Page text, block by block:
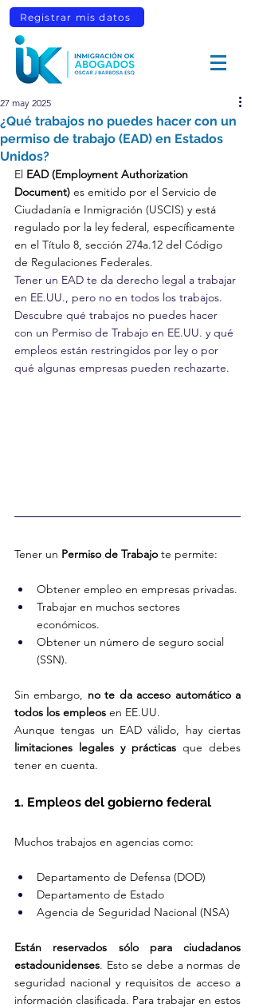
Registrar mis datos
¿Qué trabajos no puedes hacer con un
permiso de trabajo (EAD) en Estados
Unidos?
27 may 2025
El EAD (Employment Authorization
Document) es emitido por el Servicio de
Ciudadanía e Inmigración (USCIS) y está
regulado por la ley federal, específicamente
en el Título 8, sección 274a.12 del Código
de Regulaciones Federales.
Tener un EAD te da derecho legal a trabajar
en EE.UU., pero no en todos los trabajos.
Descubre qué trabajos no puedes hacer
con un Permiso de Trabajo en EE.UU. y qué
empleos están restringidos por ley o por
qué algunas empresas pueden rechazarte.
Tener un Permiso de Trabajo te permite:
Obtener empleo en empresas privadas.
Trabajar en muchos sectores
económicos.
Obtener un número de seguro social
(SSN).
Sin embargo, no te da acceso automático a
todos los empleos en EE.UU.
limitaciones legales y prácticas que debes
tener en cuenta.
1. Empleos del gobierno federal
Muchos trabajos en agencias como:
Departamento de Defensa (DOD)
Departamento de Estado
Agencia de Seguridad Nacional (NSA)
Están reservados sólo para ciudadanos
estadounidenses. Esto se debe a normas de
seguridad nacional y requisitos de acceso a
información clasificada. Para trabajar en estos